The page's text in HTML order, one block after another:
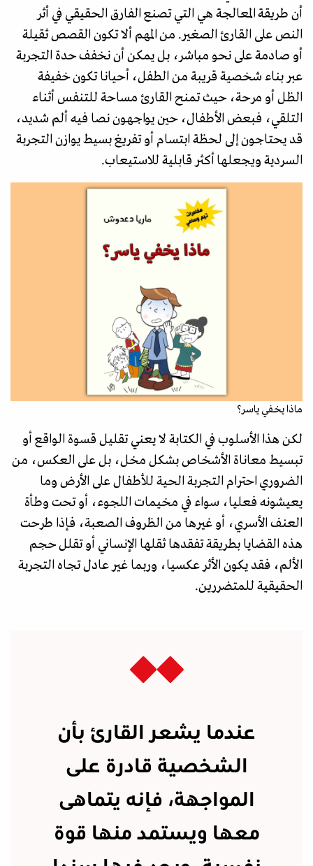
أن طريقة المعالجة هي التي تصنع الفارق الحقيقي في أثر
النص على القارئ الصغير. من المهم ألا تكون القصص ثقيلة
أو صادمة على نحو مباشر، بل يمكن أن نخفف حدة التجربة
عبر بناء شخصية قريبة من الطفل، أحيانا تكون خفيفة
الظل أو مرحة، حيث تمنح القارئ مساحة للتنفس أثناء
التلقي، فبعض الأطفال، حين يواجهون نصا فيه ألم شديد،
قد يحتاجون إلى لحظة ابتسام أو تفريغ بسيط يوازن التجربة
السردية ويجعلها أكثر قابلية للاستيعاب.
ماذا يخفي ياسر؟
لكن هذا الأسلوب في الكتابة لا يعني تقليل قسوة الواقع أو
تبسيط معاناة الأشخاص بشكل مخل، بل على العكس، من
الضروري احترام التجربة الحية للأطفال على الأرض وما
يعيشونه فعليا، سواء في مخيمات اللجوء، أو تحت وطأة
العنف الأسري، أو غيرها من الظروف الصعبة، فإذا طرحت
هذه القضايا بطريقة تفقدها ثقلها الإنساني أو تقلل حجم
الألم، فقد يكون الأثر عكسيا، وربما غير عادل تجاه التجربة
الحقيقية للمتضررين.
عندما يشعر القارئ بأن
الشخصية قادرة على
المواجهة، فإنه يتماهى
معها ويستمد منها قوة